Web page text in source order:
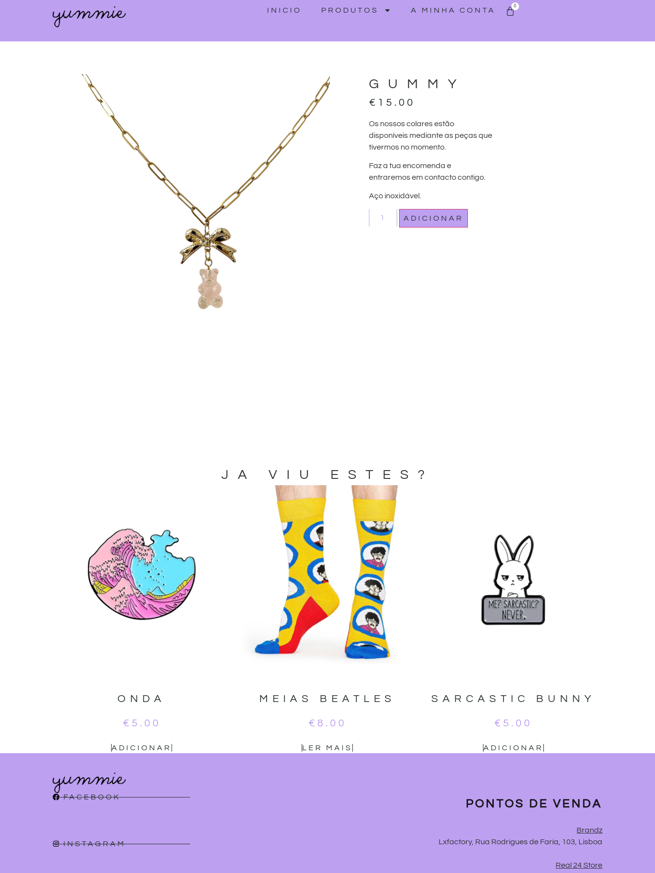
INICIO PRODUTOS A MINHA CONTA
0
GUMMY
€ 15.00
Os nossos colares estão
disponíveis mediante as peças que
tivermos no momento.
Faz a tua encomenda e
entraremos em contacto contigo.
Aço inoxidável.
ADICIONAR
JA VIU ESTES?
ONDA
€ 5.00
ADICIONAR
MEIAS BEATLES
€ 8.00
LER MAIS
SARCASTIC BUNNY
€ 5.00
ADICIONAR
FACEBOOK
INSTAGRAM
PONTOS DE VENDA
Brandz
Lxfactory, Rua Rodrigues de Faria, 103, Lisboa
Real 24 Store